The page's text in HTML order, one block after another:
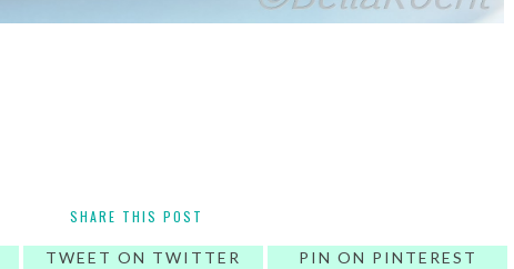
SHARE THIS POST
TWEET ON TWITTER PIN ON PINTEREST